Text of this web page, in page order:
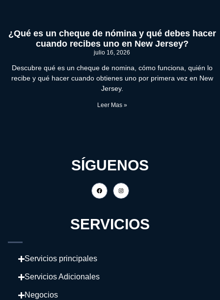
¿Qué es un cheque de nómina y qué debes hacer
cuando recibes uno en New Jersey?
julio 16, 2026
Descubre qué es un cheque de nomina, cómo funciona, quién lo
recibe y qué hacer cuando obtienes uno por primera vez en New
Jersey.
Leer Mas »
SÍGUENOS
SERVICIOS
Servicios principales
Servicios Adicionales
Negocios